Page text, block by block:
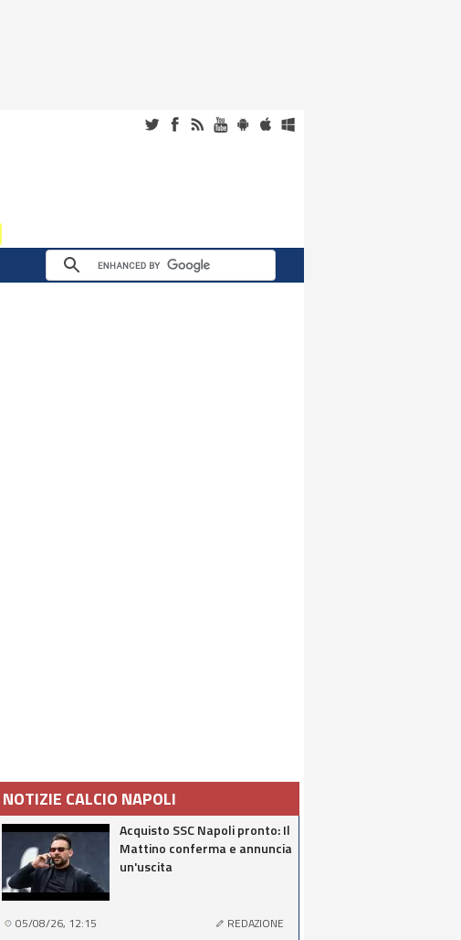
NOTIZIE CALCIO NAPOLI
Acquisto SSC Napoli pronto: Il
Mattino conferma e annuncia
un'uscita
05/08/26, 12:15 REDAZIONE